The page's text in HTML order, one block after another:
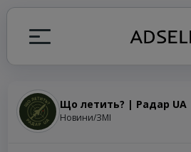
Що летить? | Радар UA
Новини/ЗМІ